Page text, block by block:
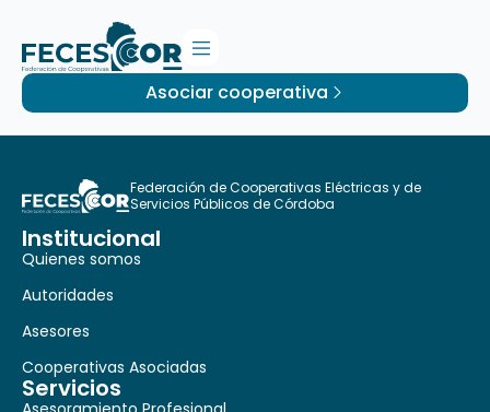
Asociar cooperativa
Federación de Cooperativas Eléctricas y de
Servicios Públicos de Córdoba
Institucional
Quienes somos
Autoridades
Asesores
Cooperativas Asociadas
Servicios